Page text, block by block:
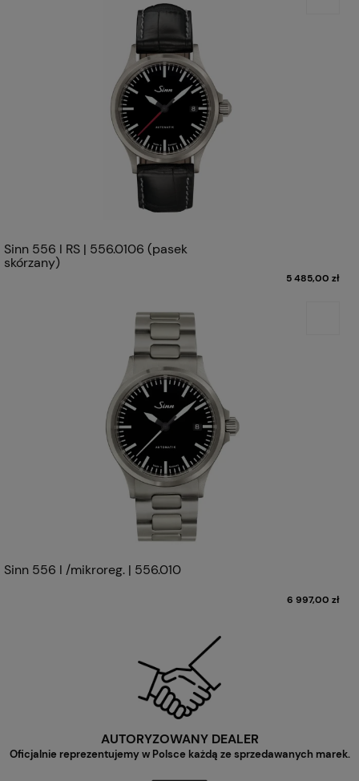
Sinn 556 I RS | 556.0106 (pasek
skórzany)
5 485,00 zł
Sinn 556 I /mikroreg. | 556.010
6 997,00 zł
AUTORYZOWANY DEALER
Oficjalnie reprezentujemy w Polsce każdą ze sprzedawanych marek.